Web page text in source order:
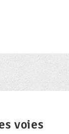
voies